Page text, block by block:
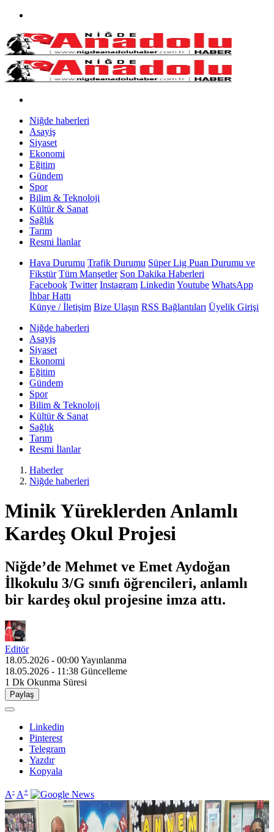
Niğde haberleri
Asayiş
Siyaset
Ekonomi
Eğitim
Gündem
Spor
Bilim & Teknoloji
Kültür & Sanat
Sağlık
Tarım
Resmi İlanlar
Hava Durumu Trafik Durumu Süper Lig Puan Durumu ve
Fikstür Tüm Manşetler Son Dakika Haberleri
Facebook Twitter Instagram Linkedin Youtube WhatsApp
İhbar Hattı
Künye / İletişim Bize Ulaşın RSS Bağlantıları Üyelik Girişi
Niğde haberleri
Asayiş
Siyaset
Ekonomi
Eğitim
Gündem
Spor
Bilim & Teknoloji
Kültür & Sanat
Sağlık
Tarım
Resmi İlanlar
Haberler
Niğde haberleri
Minik Yüreklerden Anlamlı
Kardeş Okul Projesi
Niğde’de Mehmet ve Emet Aydoğan
İlkokulu 3/G sınıfı öğrencileri, anlamlı
bir kardeş okul projesine imza attı.
Editör
18.05.2026 - 00:00Yayınlanma
18.05.2026 - 11:38 Güncelleme
1 Dk Okunma Süresi
Paylaş
Linkedin
Pinterest
Telegram
Yazdır
Kopyala
A- A+